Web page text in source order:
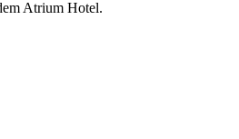
Atrium Hotel.